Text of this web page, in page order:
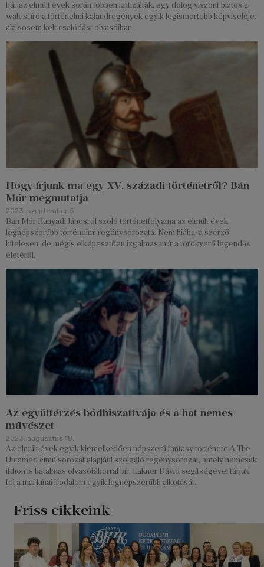
bár az elmúlt évek során többen kritizálták, egy dolog viszont biztos a
walesi író a történelmi kalandregények egyik legismertebb képviselője,
aki sosem kelt csalódást olvasóiban.
Hogy írjunk ma egy XV. századi történetről? Bán
Mór megmutatja
2023. szeptember 5.
Bán Mór Hunyadi Jánosról szóló történetfolyama az elmúlt évek
legnépszerűbb történelmi regénysorozata. Nem hiába, a szerző
hitelesen, de mégis elképesztően izgalmasan ír a törökverő legendás
életéről.
Az együttérzés bódhiszattvája és a hat nemes
művészet
2023. augusztus 18.
Az elmúlt évek egyik kiemelkedően népszerű fantasy története A The
Untamed című sorozat alapjául szolgáló regénysorozat, amely nemcsak
itthon is hatalmas olvasótáborral bír. Lakner Dávid segítségével tárjuk
fel a mai kínai irodalom egyik legnépszerűbb alkotását.
Friss cikkeink